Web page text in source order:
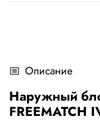
Описание
Наружный
FREEMATCH